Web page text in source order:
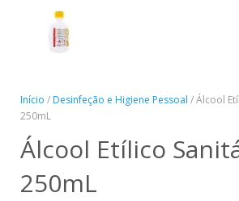
Início / Desinfeção e Higiene Pessoal / Álcool
250mL
Álcool Etílico
250mL